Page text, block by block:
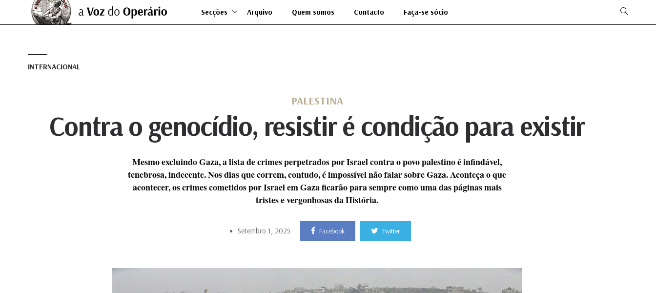
Secções Arquivo Quem somos Contacto Faça-se sócio
INTERNACIONAL
PALESTINA
Contra o genocídio, resistir é condição para existir
Mesmo excluindo Gaza, a lista de crimes perpetrados por Israel contra o povo palestino é infindável,
tenebrosa, indecente. Nos dias que correm, contudo, é impossível não falar sobre Gaza. Aconteça o que
acontecer, os crimes cometidos por Israel em Gaza ficarão para sempre como uma das páginas mais
tristes e vergonhosas da História.
Setembro 1, 2025 Facebook Twitter